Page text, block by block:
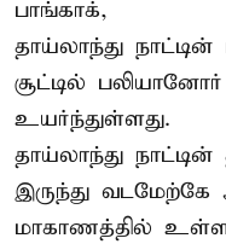
பாங்காக்,
தாய்லாந்து நாட்டின்
சூட்டில்
உயர்ந்துள்ளது.
தாய்லாந்து
இருந்து
மாகாணத்தில்